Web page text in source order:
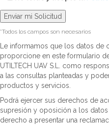
*Todos los campos son necesarios
Le informamos que los datos de
proporcione en este formulario
UTILTECH UAV S.L. como
a las consultas planteadas y
productos y servicios.
Podrá ejercer sus derechos de
supresión y oposición a los
derecho a presentar una